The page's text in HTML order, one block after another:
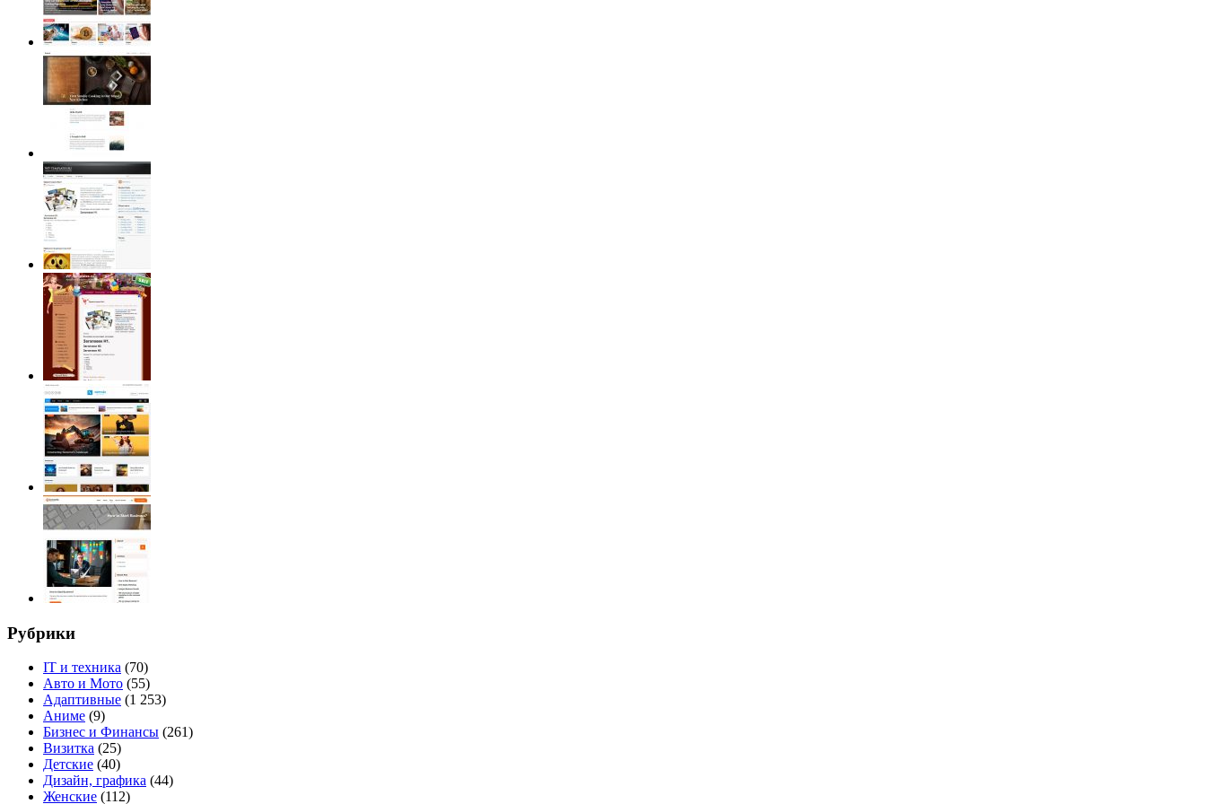
Рубрики
IT и техника (70)
Авто и Мото (55)
Адаптивные (1 253)
Аниме (9)
Бизнес и Финансы (261)
Визитка (25)
Детские (40)
Дизайн, графика (44)
Женские (112)